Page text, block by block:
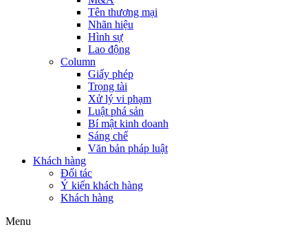
Tên thương mại
Nhãn hiệu
Hình sự
Lao động
Column
Giấy phép
Trọng tài
Xử lý vi phạm
Luật phá sản
Bí mật kinh doanh
Sáng chế
Văn bản pháp luật
Khách hàng
Đối tác
Ý kiến khách hàng
Khách hàng
Menu